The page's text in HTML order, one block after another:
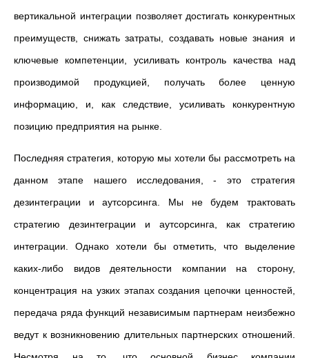
вертикальной интеграции позволяет достигать конкурентных
преимуществ, снижать затраты, создавать новые знания и
ключевые компетенции, усиливать контроль качества над
производимой продукцией, получать более ценную
информацию, и, как следствие, усиливать конкурентную
позицию предприятия на рынке.
Последняя стратегия, которую мы хотели бы рассмотреть на
данном этапе нашего исследования, - это стратегия
дезинтеграции и аутсорсинга. Мы не будем трактовать
стратегию дезинтеграции и аутсорсинга, как стратегию
интеграции. Однако хотели бы отметить, что выделение
каких-либо видов деятельности компании на сторону,
концентрация на узких этапах создания цепочки ценностей,
передача ряда функций независимым партнерам неизбежно
ведут к возникновению длительных партнерских отношений.